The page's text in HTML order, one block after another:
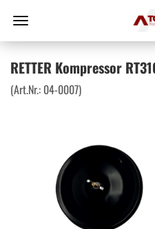
RETTER Kompressor
(Art.Nr.: 04-0007)